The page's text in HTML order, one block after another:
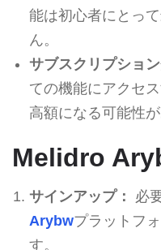
能は初心者にとっ
ん。
サブスクリプション
ての機能にアクセ
高額になる可能性が
Melidro
サインアップ： 必
Arybwプラットフ
す。